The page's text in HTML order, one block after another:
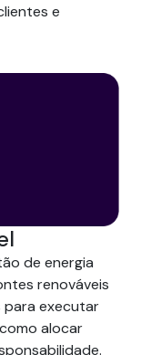
e
de energia
renováveis
para executar
alocar